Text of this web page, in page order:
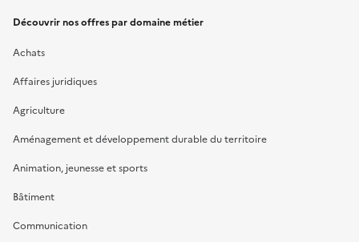
Découvrir nos offres par domaine métier
Achats
Affaires juridiques
Agriculture
Aménagement et développement durable du territoire
Animation, jeunesse et sports
Bâtiment
Communication